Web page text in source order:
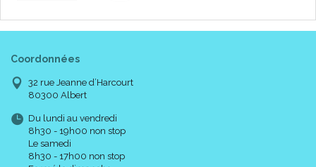
Coordonnées
32 rue Jeanne d’Harcourt
80300 Albert
Du lundi au vendredi
8h30 - 19h00 non stop
Le samedi
8h30 - 17h00 non stop